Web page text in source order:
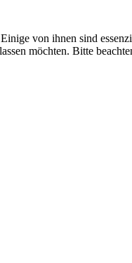
von ihnen sind
möchten. Bitte